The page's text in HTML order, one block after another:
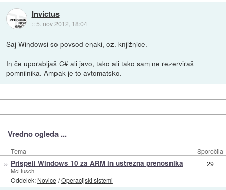
Invictus
:: 5. nov 2012, 18:04
Saj Windowsi so povsod enaki, oz. knjižnice.
In če uporabljaš C# ali javo, tako ali tako sam ne rezerviraš
pomnilnika. Ampak je to avtomatsko.
Vredno ogleda ...
Tema Sporočila
» Prispeli Windows 10 za ARM in ustrezna prenosnika
McHusch
Oddelek: Novice/Operacijski sistemi
29